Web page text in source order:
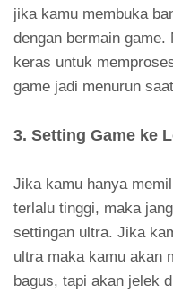
jika kamu membuka
dengan bermain
keras untuk
game jadi menurun
3. Setting Game ke
Jika kamu hanya
terlalu tinggi, maka
settingan ultra. Jika
ultra maka kamu akan
bagus, tapi akan jelek